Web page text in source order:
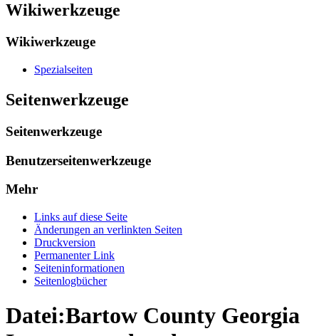
Wikiwerkzeuge
Wikiwerkzeuge
Spezialseiten
Seitenwerkzeuge
Seitenwerkzeuge
Benutzerseitenwerkzeuge
Mehr
Links auf diese Seite
Änderungen an verlinkten Seiten
Druckversion
Permanenter Link
Seiten­informationen
Seitenlogbücher
Datei:Bartow County Georgia